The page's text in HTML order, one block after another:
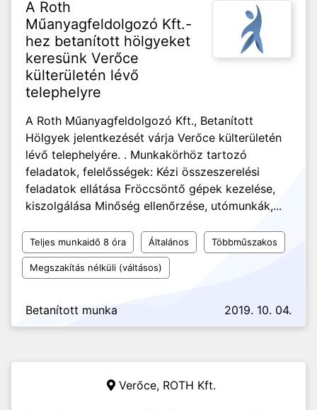
A Roth
Műanyagfeldolgozó Kft.-
hez betanított hölgyeket
keresünk Verőce
külterületén lévő
telephelyre
A Roth Műanyagfeldolgozó Kft., Betanított
Hölgyek jelentkezését várja Verőce külterületén
lévő telephelyére. . Munkakörhöz tartozó
feladatok, felelősségek: Kézi összeszerelési
feladatok ellátása Fröccsöntő gépek kezelése,
kiszolgálása Minőség ellenőrzése, utómunkák,...
Teljes munkaidő 8 óra Általános Többműszakos
Megszakítás nélküli (váltásos)
Betanított munka 2019. 10. 04.
Verőce, ROTH Kft.